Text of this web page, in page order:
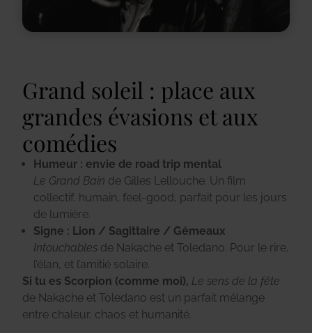
Grand soleil : place aux
grandes évasions et aux
comédies
Humeur : envie de road trip mental
Le Grand Bain de Gilles Lellouche. Un film
collectif, humain, feel-good, parfait pour les jours
de lumière.
Signe : Lion / Sagittaire / Gémeaux
Intouchables de Nakache et Toledano. Pour le rire,
l’élan, et l’amitié solaire.
Si tu es Scorpion (comme moi), Le sens de la fête
de Nakache et Toledano est un parfait mélange
entre chaleur, chaos et humanité.